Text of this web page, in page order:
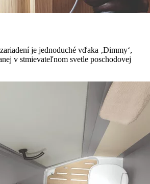
je jednoduché vďaka ‚Dimmy‘,
v stmievateľnom svetle poschodovej